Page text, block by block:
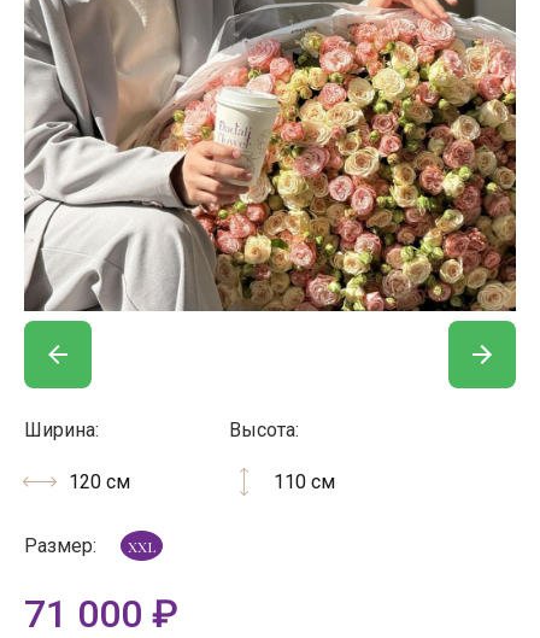
Ширина:
120 см
Высота:
110 см
Размер: XXL
71 000 ₽